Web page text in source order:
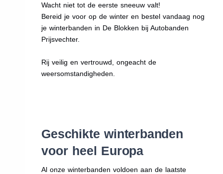
Wacht niet tot de eerste sneeuw valt!
Bereid je voor op de winter en bestel vandaag nog
je winterbanden in De Blokken bij Autobanden
Prijsvechter.
Rij veilig en vertrouwd, ongeacht de
weersomstandigheden.
Geschikte winterbanden
voor heel Europa
Al onze winterbanden voldoen aan de laatste